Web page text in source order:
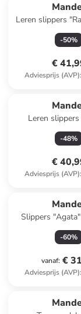
Leren slippers
-50%
€
Adviesprijs (AVP):
Leren
-48%
€
Adviesprijs (AVP):
Slippers
-60%
vanaf: €
Adviesprijs (AVP):